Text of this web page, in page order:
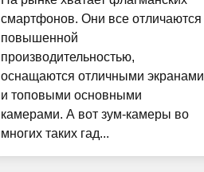
смартфонов. Они все отличаются
повышенной
производительностью,
оснащаются отличными экранами
и топовыми основными
камерами. А вот зум-камеры во
многих таких гад...